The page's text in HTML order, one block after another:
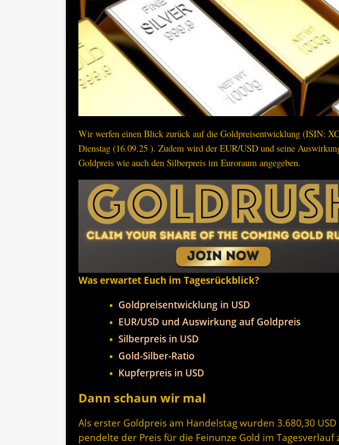
Wir werfen einen Blick zurück auf die Goldpreisentwicklung (ISIN:
Dienstag (16.09.25 ). Zudem wird der EUR/USD und seine
Goldpreis wie auch den Silberpreis im Euroraum angegeben.
Was erwartet Euch im Tagesrückblick?
Goldpreisentwicklung in USD
EUR/USD und Auswirkung auf Goldpreis
Silberpreis in USD
Gold-Silber-Ratio
Kupferpreis in USD
Dann schaun wir mal
Als erster Goldpreis am Handelstag wurden 3.680,30
pendelte der Preis für die Feinunze Gold im Tagesverlauf